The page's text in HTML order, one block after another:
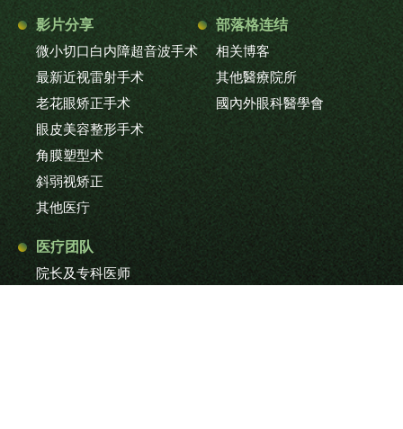
影片分享
微小切口白内障超音波手术
最新近视雷射手术
老花眼矫正手术
眼皮美容整形手术
角膜塑型术
斜弱视矫正
其他医疔
部落格连结
相关博客
其他醫療院所
國內外眼科醫學會
医疗团队
院长及专科医师